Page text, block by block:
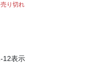
売り切れ
-12表示